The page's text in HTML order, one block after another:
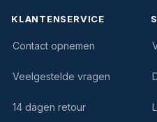
KLANTENSERVICE
Contact opnemen
Veelgestelde vragen
14 dagen retour